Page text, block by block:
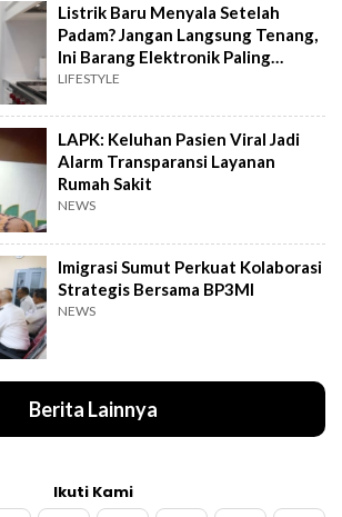
Listrik Baru Menyala Setelah
Padam? Jangan Langsung Tenang,
Ini Barang Elektronik Paling
Rawan Rusak
LIFESTYLE
LAPK: Keluhan Pasien Viral Jadi
Alarm Transparansi Layanan
Rumah Sakit
NEWS
Imigrasi Sumut Perkuat Kolaborasi
Strategis Bersama BP3MI
NEWS
Berita Lainnya
Ikuti Kami